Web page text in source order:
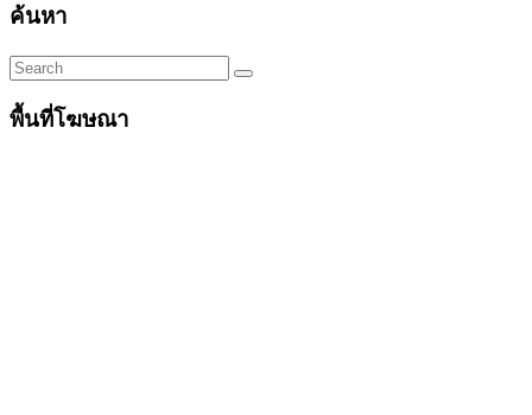
ค้นหา
พื้นที่โฆษณา